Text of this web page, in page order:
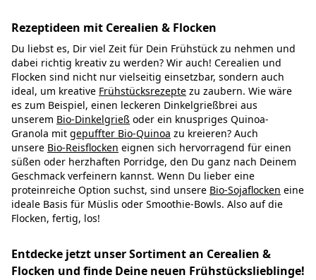
Rezeptideen mit Cerealien & Flocken
Du liebst es, Dir viel Zeit für Dein Frühstück zu nehmen und
dabei richtig kreativ zu werden? Wir auch! Cerealien und
Flocken sind nicht nur vielseitig einsetzbar, sondern auch
ideal, um kreative Frühstücksrezepte zu zaubern. Wie wäre
es zum Beispiel, einen leckeren Dinkelgrießbrei aus
unserem Bio-Dinkelgrieß oder ein knuspriges Quinoa-
Granola mit gepuffter Bio-Quinoa zu kreieren? Auch
unsere Bio-Reisflocken eignen sich hervorragend für einen
süßen oder herzhaften Porridge, den Du ganz nach Deinem
Geschmack verfeinern kannst. Wenn Du lieber eine
proteinreiche Option suchst, sind unsere Bio-Sojaflocken eine
ideale Basis für Müslis oder Smoothie-Bowls. Also auf die
Flocken, fertig, los!
Entdecke jetzt unser Sortiment an Cerealien &
Flocken und finde Deine neuen Frühstückslieblinge!